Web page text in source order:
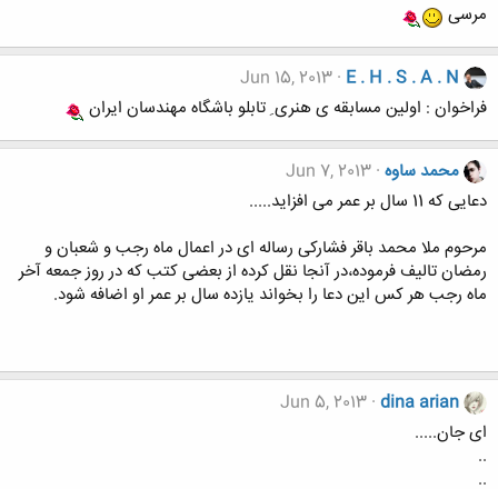
مرسی
E . H . S . A . N
Jun 15, 2013
فراخوان : اولین مسابقه ی هنری ِ تابلو باشگاه مهندسان ایران
محمد ساوه Jun 7, 2013
دعایی که 11 سال بر عمر می افزاید.....
مرحوم ملا محمد باقر فشارکی رساله ای در اعمال ماه رجب و شعبان و
رمضان تالیف فرموده،در آنجا نقل کرده از بعضی کتب که در روز جمعه آخر
ماه رجب هر کس این دعا را بخواند یازده سال بر عمر او اضافه شود.
dina arian
Jun 5, 2013
ای جان.....
..
..